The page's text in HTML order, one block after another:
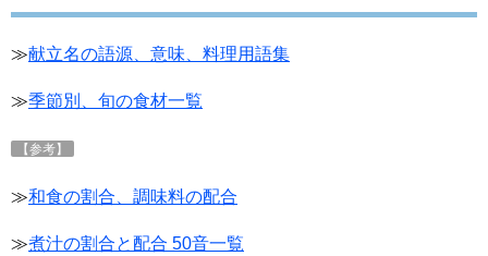
≫献立名の語源、意味、料理用語集
≫季節別、旬の食材一覧
【参考】
≫和食の割合、調味料の配合
≫煮汁の割合と配合 50音一覧